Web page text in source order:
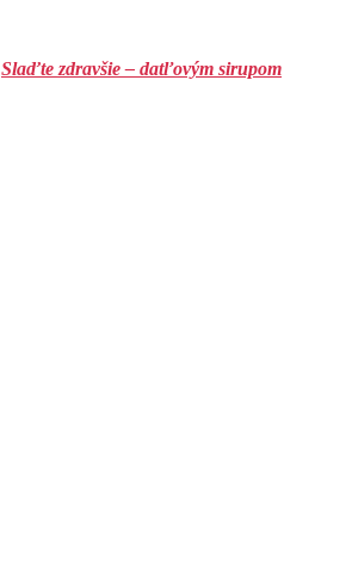
Slaďte zdravšie – datľovým sirupom